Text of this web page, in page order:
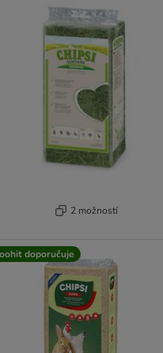
2 možností
doporučuje